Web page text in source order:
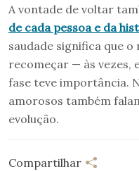
A vontade de voltar
de cada pessoa e da
saudade significa que
recomeçar — às vezes,
fase teve importância.
amorosos também
evolução.
Compartilhar